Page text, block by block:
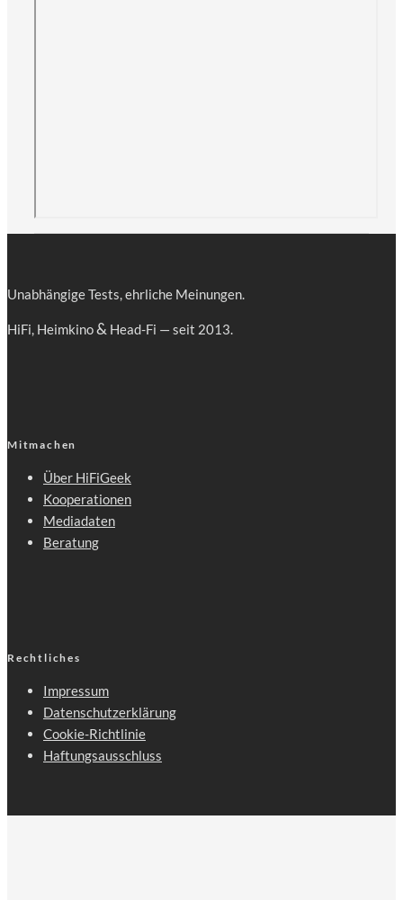
Unab­hän­gi­ge Tests, ehr­li­che Meinungen.
HiFi, Heim­ki­no& Head-Fi — seit 2013.
Mitmachen
Über HiFiGeek
Kooperationen
Mediadaten
Beratung
Rechtliches
Impressum
Datenschutzerklärung
Cookie-Richtlinie
Haftungsausschluss